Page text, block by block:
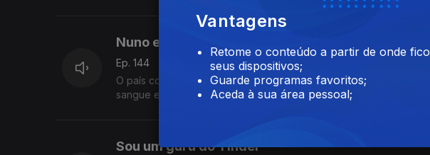
Nuno e Henrique
Ep. 144
O país conhece-os desde que eram crianças. E nunca mais os
sangue e a sua história foi feita de tragédia e aplausos.
Sou um guru do Tinder
Vantagens
Retome o conteúdo a partir de onde
seus dispositivos;
Guarde programas favoritos;
Aceda à sua área pessoal;